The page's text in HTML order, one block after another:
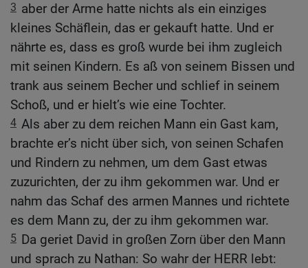
3 aber der Arme hatte nichts als ein einziges
kleines Schäflein, das er gekauft hatte. Und er
nährte es, dass es groß wurde bei ihm zugleich
mit seinen Kindern. Es aß von seinem Bissen und
trank aus seinem Becher und schlief in seinem
Schoß, und er hielt’s wie eine Tochter.
4 Als aber zu dem reichen Mann ein Gast kam,
brachte er’s nicht über sich, von seinen Schafen
und Rindern zu nehmen, um dem Gast etwas
zuzurichten, der zu ihm gekommen war. Und er
nahm das Schaf des armen Mannes und richtete
es dem Mann zu, der zu ihm gekommen war.
5 Da geriet David in großen Zorn über den Mann
und sprach zu Nathan: So wahr der HERR lebt: